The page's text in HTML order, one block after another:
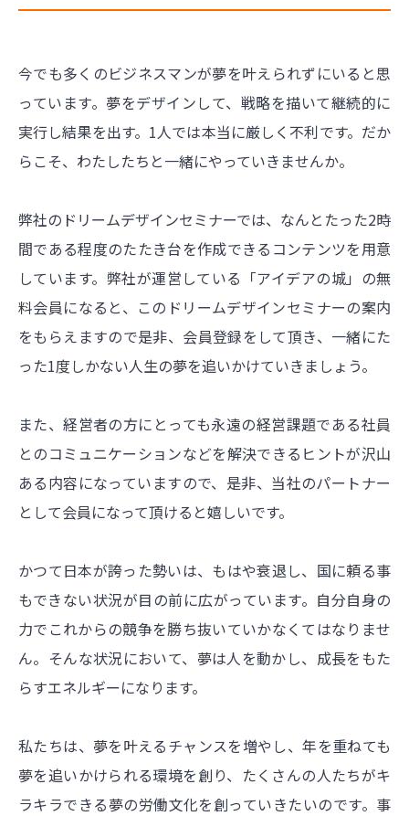
今でも多くのビジネスマンが夢を叶えられずにいると思
っています。夢をデザインして、戦略を描いて継続的に
実行し結果を出す。1人では本当に厳しく不利です。だか
らこそ、わたしたちと一緒にやっていきませんか。
弊社のドリームデザインセミナーでは、なんとたった2時
間である程度のたたき台を作成できるコンテンツを用意
しています。弊社が運営している「アイデアの城」の無
料会員になると、このドリームデザインセミナーの案内
をもらえますので是非、会員登録をして頂き、一緒にた
った1度しかない人生の夢を追いかけていきましょう。
また、経営者の方にとっても永遠の経営課題である社員
とのコミュニケーションなどを解決できるヒントが沢山
ある内容になっていますので、是非、当社のパートナー
として会員になって頂けると嬉しいです。
かつて日本が誇った勢いは、もはや衰退し、国に頼る事
もできない状況が目の前に広がっています。自分自身の
力でこれからの競争を勝ち抜いていかなくてはなりませ
ん。そんな状況において、夢は人を動かし、成長をもた
らすエネルギーになります。
私たちは、夢を叶えるチャンスを増やし、年を重ねても
夢を追いかけられる環境を創り、たくさんの人たちがキ
ラキラできる夢の労働文化を創っていきたいのです。事